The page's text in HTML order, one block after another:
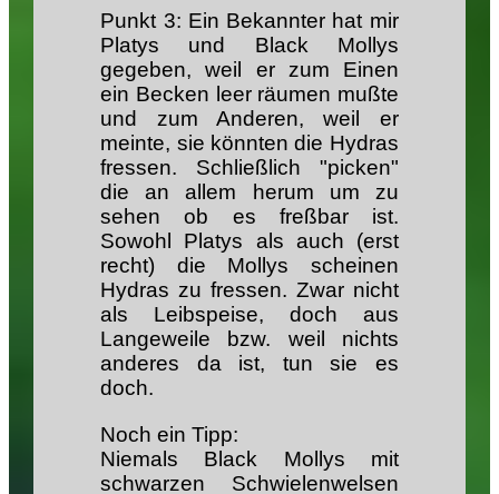
Punkt 3: Ein Bekannter hat mir
Platys und Black Mollys
gegeben, weil er zum Einen
ein Becken leer räumen mußte
und zum Anderen, weil er
meinte, sie könnten die Hydras
fressen. Schließlich "picken"
die an allem herum um zu
sehen ob es freßbar ist.
Sowohl Platys als auch (erst
recht) die Mollys scheinen
Hydras zu fressen. Zwar nicht
als Leibspeise, doch aus
Langeweile bzw. weil nichts
anderes da ist, tun sie es
doch.
Noch ein Tipp:
Niemals Black Mollys mit
schwarzen Schwielenwelsen